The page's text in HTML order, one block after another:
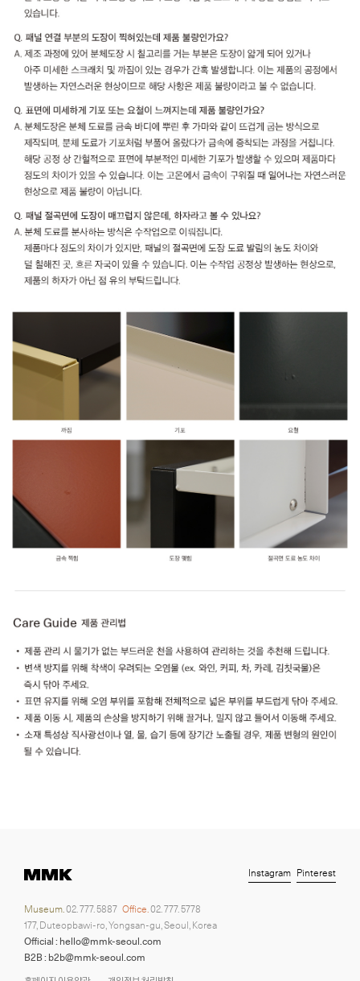
Museum.02. 777. 5887 Office.02. 777. 5778
177, Duteopbawi-ro, Yongsan-gu, Seoul, Korea
Official : hello@mmk-seoul.com
B2B : b2b@mmk-seoul.com
Instagram Pinterest